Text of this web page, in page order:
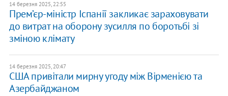
14 березня 2025, 22:55
Прем’єр-міністр Іспанії закликає зараховувати
до витрат на оборону зусилля по боротьбі зі
зміною клімату
14 березня 2025, 20:47
США привітали мирну угоду між Вірменією та
Азербайджаном